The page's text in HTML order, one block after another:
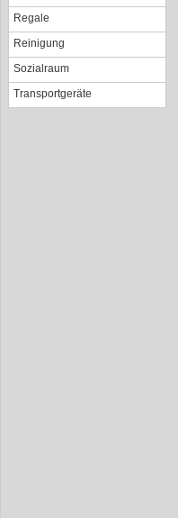
Regale
Reinigung
Sozialraum
Transportgeräte